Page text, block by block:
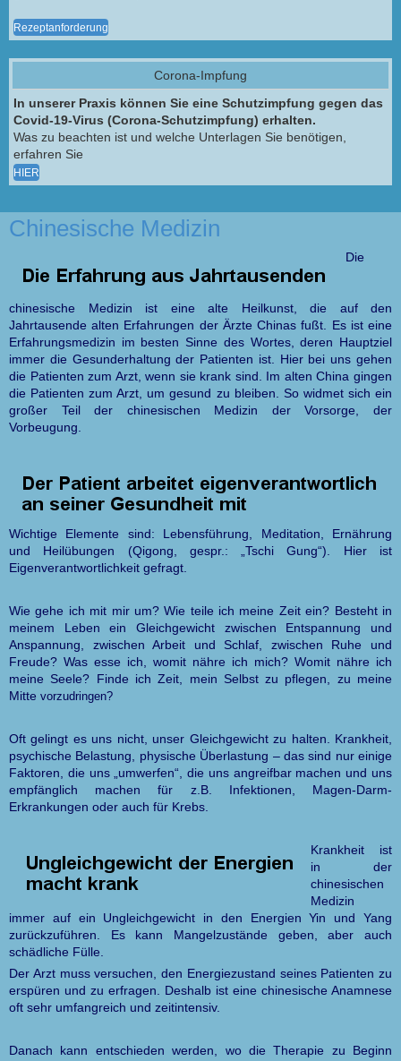
Rezeptanforderung
Corona-Impfung
In unserer Praxis können Sie eine Schutzimpfung gegen das
Covid-19-Virus (Corona-Schutzimpfung) erhalten.
Was zu beachten ist und welche Unterlagen Sie benötigen,
erfahren Sie
HIER
Chinesische Medizin
Die
chinesische Medizin ist eine alte Heilkunst, die auf den
Jahrtausende alten Erfahrungen der Ärzte Chinas fußt. Es ist eine
Erfahrungsmedizin im besten Sinne des Wortes, deren Hauptziel
immer die Gesunderhaltung der Patienten ist. Hier bei uns gehen
die Patienten zum Arzt, wenn sie krank sind. Im alten China gingen
die Patienten zum Arzt, um gesund zu bleiben. So widmet sich ein
großer Teil der chinesischen Medizin der Vorsorge, der
Vorbeugung.
Wichtige Elemente sind: Lebensführung, Meditation, Ernährung
und Heilübungen (Qigong, gespr.: „Tschi Gung“). Hier ist
Eigenverantwortlichkeit gefragt.
Wie gehe ich mit mir um? Wie teile ich meine Zeit ein? Besteht in
meinem Leben ein Gleichgewicht zwischen Entspannung und
Anspannung, zwischen Arbeit und Schlaf, zwischen Ruhe und
Freude? Was esse ich, womit nähre ich mich? Womit nähre ich
meine Seele? Finde ich Zeit, mein Selbst zu pflegen, zu meine
Mitte vorzudringen?
Oft gelingt es uns nicht, unser Gleichgewicht zu halten. Krankheit,
psychische Belastung, physische Überlastung – das sind nur einige
Faktoren, die uns „umwerfen“, die uns angreifbar machen und uns
empfänglich machen für z.B. Infektionen, Magen-Darm-
Erkrankungen oder auch für Krebs.
Krankheit ist
in der
chinesischen
Medizin
immer auf ein Ungleichgewicht in den Energien Yin und Yang
zurückzuführen. Es kann Mangelzustände geben, aber auch
schädliche Fülle.
Der Arzt muss versuchen, den Energiezustand seines Patienten zu
erspüren und zu erfragen. Deshalb ist eine chinesische Anamnese
oft sehr umfangreich und zeitintensiv.
Danach kann entschieden werden, wo die Therapie zu Beginn